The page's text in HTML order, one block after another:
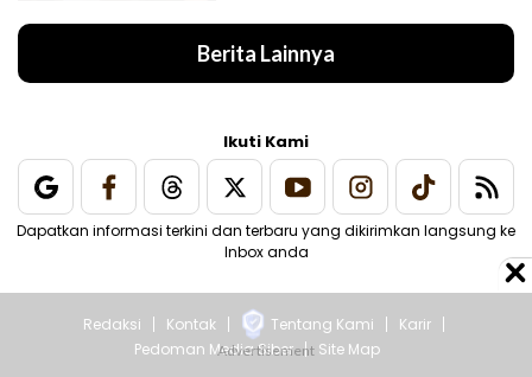
Berita Lainnya
Ikuti Kami
Dapatkan informasi terkini dan terbaru yang dikirimkan langsung ke
Inbox anda
Redaksi Kontak Tentang Kami
Karir
Pedoman Media Siber
Site Map